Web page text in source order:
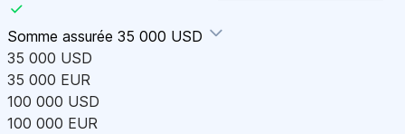
Somme assurée 35 000 USD
35 000 USD
35 000 EUR
100 000 USD
100 000 EUR